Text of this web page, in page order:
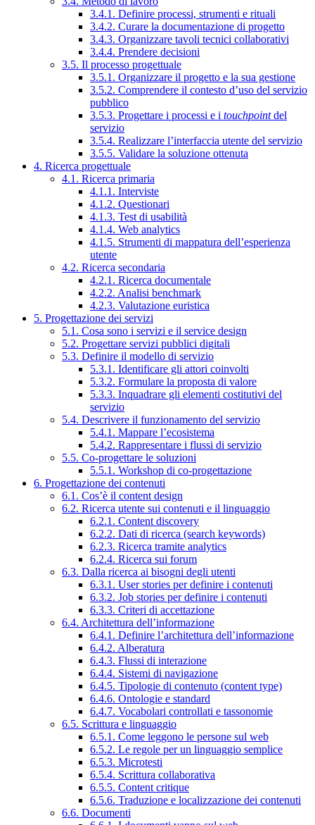
3.4.1. Definire processi, strumenti e rituali
3.4.2. Curare la documentazione di progetto
3.4.3. Organizzare tavoli tecnici collaborativi
3.4.4. Prendere decisioni
3.5. Il processo progettuale
3.5.1. Organizzare il progetto e la sua gestione
3.5.2. Comprendere il contesto d’uso del servizio
pubblico
3.5.3. Progettare i processi e i touchpointdel
servizio
3.5.4. Realizzare l’interfaccia utente del servizio
3.5.5. Validare la soluzione ottenuta
4. Ricerca progettuale
4.1. Ricerca primaria
4.1.1. Interviste
4.1.2. Questionari
4.1.3. Test di usabilità
4.1.4. Web analytics
4.1.5. Strumenti di mappatura dell’esperienza
utente
4.2. Ricerca secondaria
4.2.1. Ricerca documentale
4.2.2. Analisi benchmark
4.2.3. Valutazione euristica
5. Progettazione dei servizi
5.1. Cosa sono i servizi e il service design
5.2. Progettare servizi pubblici digitali
5.3. Definire il modello di servizio
5.3.1. Identificare gli attori coinvolti
5.3.2. Formulare la proposta di valore
5.3.3. Inquadrare gli elementi costitutivi del
servizio
5.4. Descrivere il funzionamento del servizio
5.4.1. Mappare l’ecosistema
5.4.2. Rappresentare i flussi di servizio
5.5. Co-progettare le soluzioni
5.5.1. Workshop di co-progettazione
6. Progettazione dei contenuti
6.1. Cos’è il content design
6.2. Ricerca utente sui contenuti e il linguaggio
6.2.1. Content discovery
6.2.2. Dati di ricerca (search keywords)
6.2.3. Ricerca tramite analytics
6.2.4. Ricerca sui forum
6.3. Dalla ricerca ai bisogni degli utenti
6.3.1. User stories per definire i contenuti
6.3.2. Job stories per definire i contenuti
6.3.3. Criteri di accettazione
6.4. Architettura dell’informazione
6.4.1. Definire l’architettura dell’informazione
6.4.2. Alberatura
6.4.3. Flussi di interazione
6.4.4. Sistemi di navigazione
6.4.5. Tipologie di contenuto (content type)
6.4.6. Ontologie e standard
6.4.7. Vocabolari controllati e tassonomie
6.5. Scrittura e linguaggio
6.5.1. Come leggono le persone sul web
6.5.2. Le regole per un linguaggio semplice
6.5.3. Microtesti
6.5.4. Scrittura collaborativa
6.5.5. Content critique
6.5.6. Traduzione e localizzazione dei contenuti
6.6. Documenti